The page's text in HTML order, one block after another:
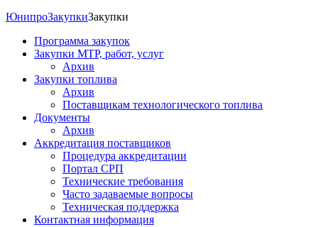
ЮнипроЗакупкиЗакупки
Программа закупок
Закупки МТР, работ, услуг
Архив
Закупки топлива
Архив
Поставщикам технологического топлива
Документы
Архив
Аккредитация поставщиков
Процедура аккредитации
Портал СРП
Технические требования
Часто задаваемые вопросы
Техническая поддержка
Контактная информация